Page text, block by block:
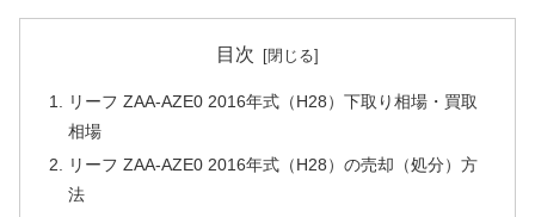
目次
リーフ ZAA-AZE0 2016年式（H28）下取り相場・買取
相場
リーフ ZAA-AZE0 2016年式（H28）の売却（処分）方
法